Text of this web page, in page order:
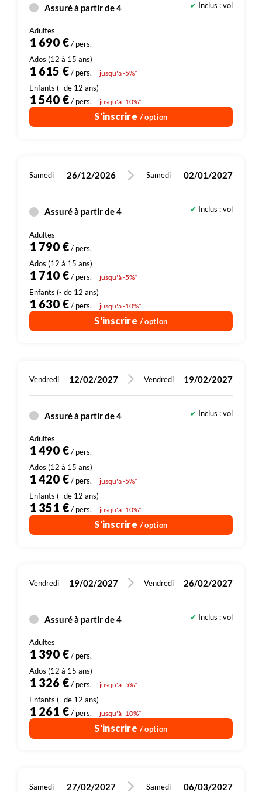
Assuré à partir de 4 Inclus : vol
1 690 €/ pers.
1 615 €/ pers. jusqu'à -5%*
1 540 €/ pers. jusqu'à -10%*
S'inscrire / option
Samedi 26/12/2026 Samedi 02/01/2027
Assuré à partir de 4 Inclus : vol
1 790 €/ pers.
1 710 €/ pers. jusqu'à -5%*
1 630 €/ pers. jusqu'à -10%*
S'inscrire / option
Vendredi 12/02/2027 Vendredi 19/02/2027
Assuré à partir de 4 Inclus : vol
1 490 €/ pers.
1 420 €/ pers. jusqu'à -5%*
1 351 €/ pers. jusqu'à -10%*
S'inscrire / option
Vendredi 19/02/2027 Vendredi 26/02/2027
Assuré à partir de 4 Inclus : vol
1 390 €/ pers.
1 326 €/ pers. jusqu'à -5%*
1 261 €/ pers. jusqu'à -10%*
S'inscrire / option
Samedi 27/02/2027 Samedi 06/03/2027